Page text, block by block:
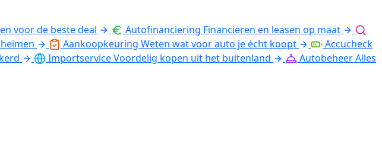
voor de beste deal Autofinanciering Financieren en leasen op maat
Aankoopkeuring Weten wat voor auto je écht koopt
Accucheck
ImportserviceVoordelig kopen uit het buitenland AutobeheerAlles